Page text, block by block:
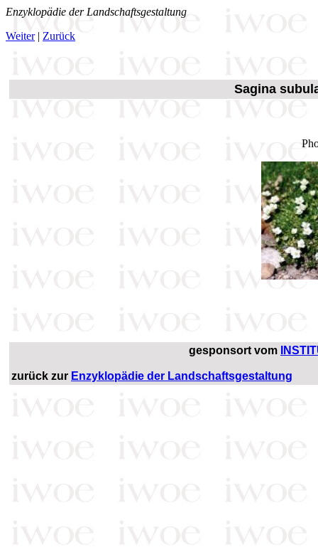
Enzyklopädie der Landschaftsgestaltung
Weiter| Zurück
Sagina
gesponsort vom
zurück zur Enzyklopädie der Landschaftsgestaltung